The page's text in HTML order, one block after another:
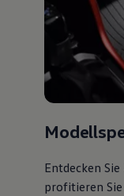
Entdecken
profitieren